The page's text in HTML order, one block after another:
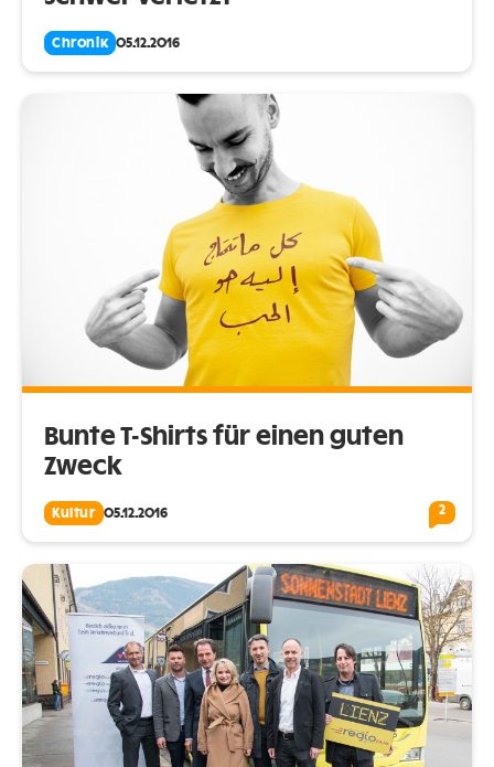
Chronik 05.12.2016
Bunte T-Shirts für einen guten
Zweck
Kultur 05.12.2016 2